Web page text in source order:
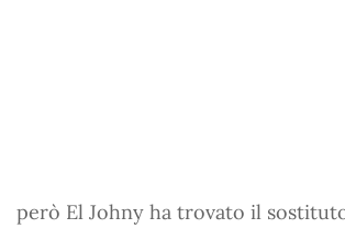
però El Johny ha trovato il